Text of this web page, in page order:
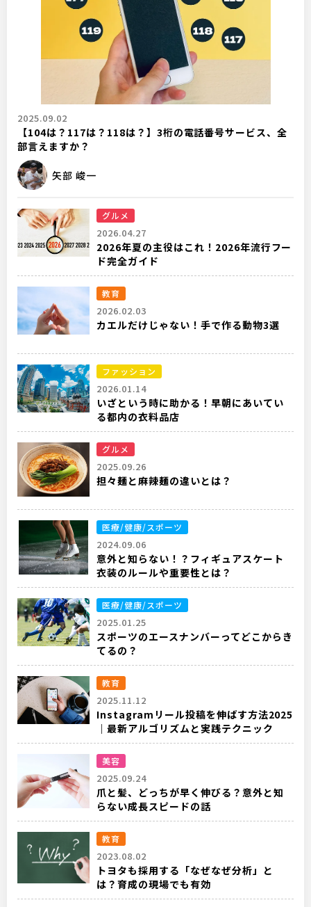
2025.09.02
【104は？117は？118は？】3桁の電話番号サービス、全
部言えますか？
矢部 峻一
グルメ
2026.04.27
2026年夏の主役はこれ！2026年流行フー
ド完全ガイド
教育
2026.02.03
カエルだけじゃない！手で作る動物3選
ファッション
2026.01.14
いざという時に助かる！早朝にあいてい
る都内の衣料品店
グルメ
2025.09.26
担々麺と麻辣麺の違いとは？
医療/健康/スポーツ
2024.09.06
意外と知らない！？フィギュアスケート
衣装のルールや重要性とは？
医療/健康/スポーツ
2025.01.25
スポーツのエースナンバーってどこからき
てるの？
教育
2025.11.12
Instagramリール投稿を伸ばす方法2025
｜最新アルゴリズムと実践テクニック
美容
2025.09.24
爪と髪、どっちが早く伸びる？意外と知
らない成長スピードの話
教育
2023.08.02
トヨタも採用する「なぜなぜ分析」と
は？育成の現場でも有効